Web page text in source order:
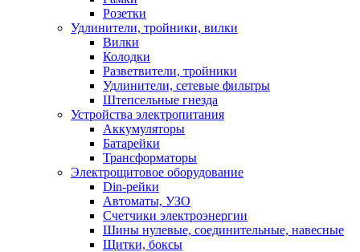
Розетки
Удлинители, тройники, вилки
Вилки
Колодки
Разветвители, тройники
Удлинители, сетевые фильтры
Штепсельные гнезда
Устройства электропитания
Аккумуляторы
Батарейки
Трансформаторы
Электрощитовое оборудование
Din-рейки
Автоматы, УЗО
Счетчики электроэнергии
Шины нулевые, соединительные, навесные
Щитки, боксы